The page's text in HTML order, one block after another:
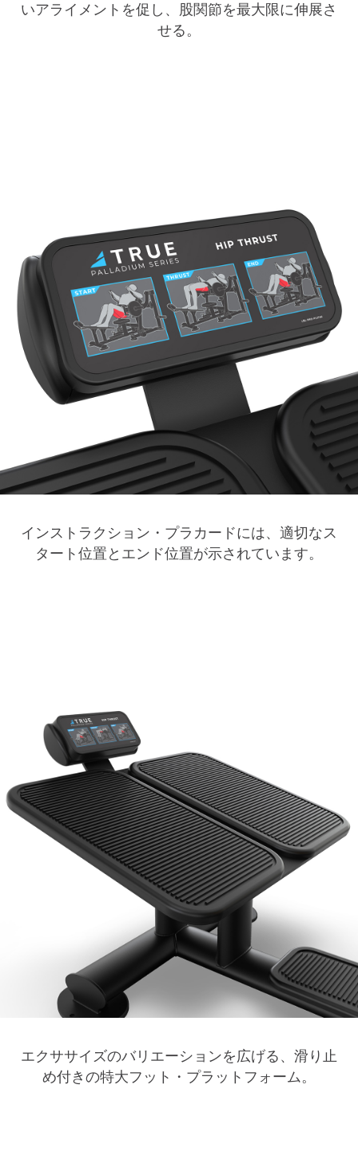
いアライメントを促し、股関節を最大限に伸展さ
せる。
インストラクション・プラカードには、適切なス
タート位置とエンド位置が示されています。
エクササイズのバリエーションを広げる、滑り止
め付きの特大フット・プラットフォーム。